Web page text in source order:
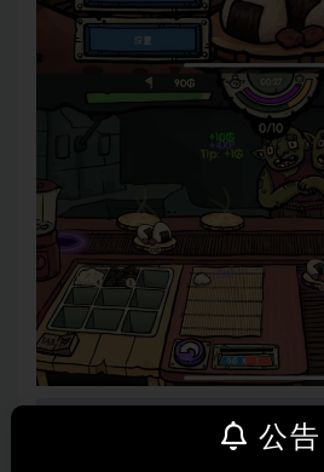
以免失联收藏我们的官方网站：
信13562866942） 有问题联系
公告